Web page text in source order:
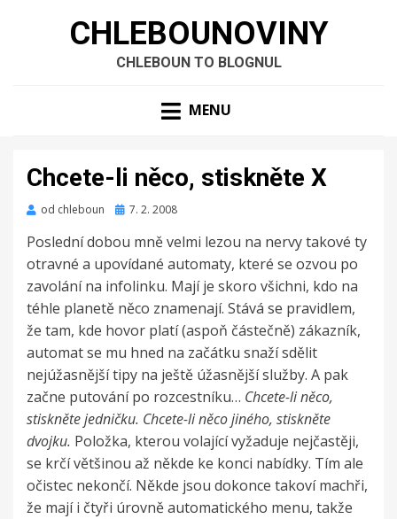
CHLEBOUNOVINY
CHLEBOUN TO BLOGNUL
MENU
Chcete-li něco, stiskněte X
od chleboun
Zveřejněno
7. 2. 2008
Poslední dobou mně velmi lezou na nervy takové ty
otravné a upovídané automaty, které se ozvou po
zavolání na infolinku. Mají je skoro všichni, kdo na
téhle planetě něco znamenají. Stává se pravidlem,
že tam, kde hovor platí (aspoň částečně) zákazník,
automat se mu hned na začátku snaží sdělit
nejúžasnější tipy na ještě úžasnější služby. A pak
začne putování po rozcestníku… Chcete-li něco,
stiskněte jedničku. Chcete-li něco jiného, stiskněte
dvojku. Položka, kterou volající vyžaduje nejčastěji,
se krčí většinou až někde ke konci nabídky. Tím ale
očistec nekončí. Někde jsou dokonce takoví machři,
že mají i čtyři úrovně automatického menu, takže